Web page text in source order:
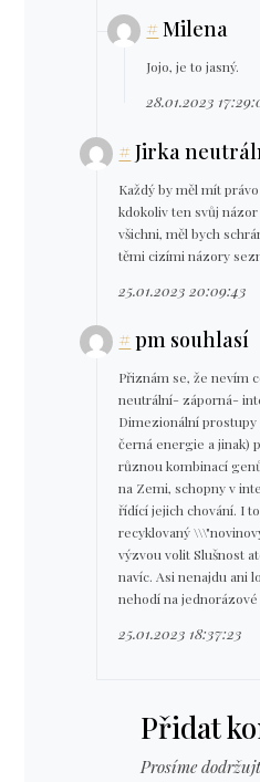
#Milena
Jojo, je to jasný.
28.01.2023
#Jirka
Každý by měl mít
kdokoliv ten svůj
všichni, měl bych
těmi cizími názory
25.01.2023 20:09:43
#pm souhlasí
Přiznám se, že nevím
neutrální- záporná-
Dimezionální
černá energie a jinak)
různou kombinací
na Zemi, schopny v
řídící jejich chování. I
recyklovaný
výzvou volit Slušnost
navíc. Asi nenajdu ani
nehodí na
25.01.2023 18:37:23
Přidat
Prosíme